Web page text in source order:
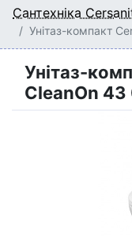
Сантехніка
Унітаз-компакт
Унітаз-
CleanOn